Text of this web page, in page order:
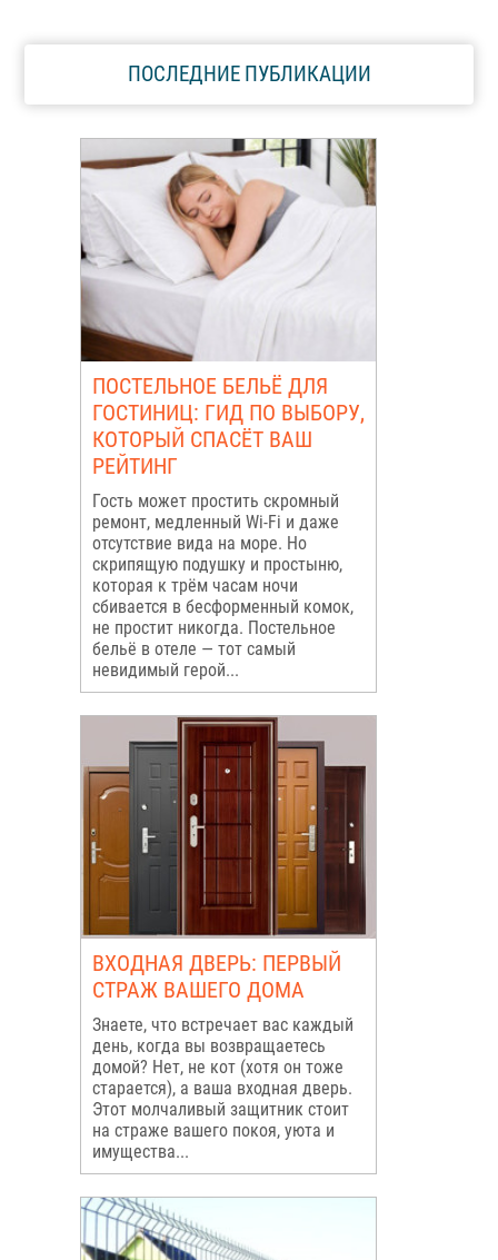
ПОСЛЕДНИЕ ПУБЛИКАЦИИ
ПОСТЕЛЬНОЕ БЕЛЬЁ ДЛЯ
ГОСТИНИЦ: ГИД ПО ВЫБОРУ,
КОТОРЫЙ СПАСЁТ ВАШ
РЕЙТИНГ
Гость может простить скромный
ремонт, медленный Wi-Fi и даже
отсутствие вида на море. Но
скрипящую подушку и простыню,
которая к трём часам ночи
сбивается в бесформенный комок,
не простит никогда. Постельное
бельё в отеле — тот самый
невидимый герой...
ВХОДНАЯ ДВЕРЬ: ПЕРВЫЙ
СТРАЖ ВАШЕГО ДОМА
Знаете, что встречает вас каждый
день, когда вы возвращаетесь
домой? Нет, не кот (хотя он тоже
старается), а ваша входная дверь.
Этот молчаливый защитник стоит
на страже вашего покоя, уюта и
имущества...